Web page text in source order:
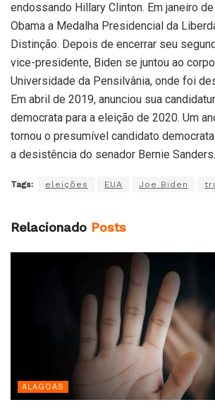
endossando Hillary Clinton. Em janeiro
Obama a Medalha Presidencial da
Distinção. Depois de encerrar seu
vice-presidente, Biden se juntou ao
Universidade da Pensilvânia, onde foi
Em abril de 2019, anunciou sua
democrata para a eleição de 2020. Um
tornou o presumível candidato
a desistência do senador Bernie Sanders.
Tags: eleições EUA Joe Biden
Relacionado Posts
ALAGOAS